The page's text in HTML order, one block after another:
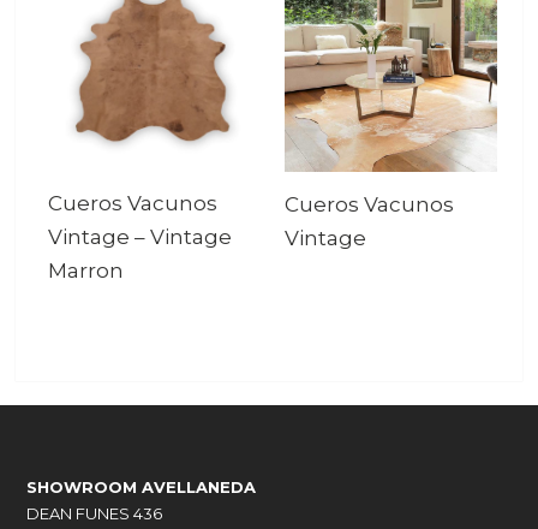
Cueros Vacunos
Vintage –Vintage
Marron
Cueros Vacunos
Vintage
SHOWROOM AVELLANEDA
DEAN FUNES 436